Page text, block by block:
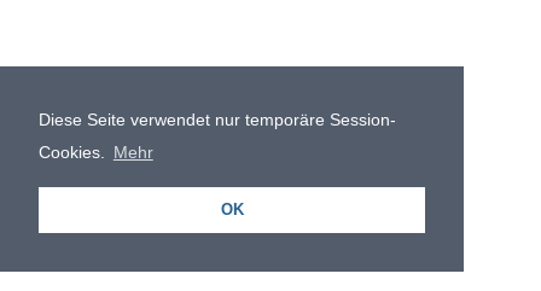
Diese Seite verwendet nur temporäre Session-
Cookies.
Mehr
OK